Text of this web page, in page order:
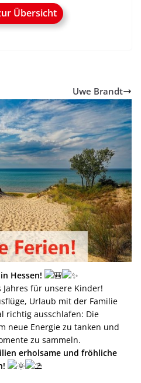
Übersicht
Uwe Brandt
Hessen!
Jahres für unsere Kinder!
Urlaub mit der Familie
richtig ausschlafen: Die
neue Energie zu tanken und
zu sammeln.
erholsame und fröhliche